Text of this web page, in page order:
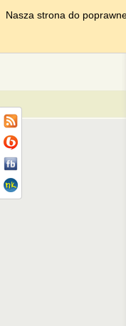
Nasza strona do